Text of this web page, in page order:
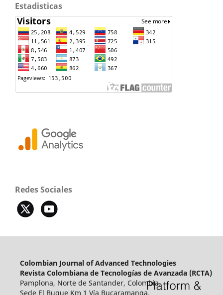
Estadisticas
Redes Sociales
Colombian Journal of Advanced Technologies
Revista Colombiana de Tecnologías de Avanzada (RCTA)
Pamplona, Norte de Santander, Colombia.
Sede El Buque Km 1 Vía Bucaramanga.